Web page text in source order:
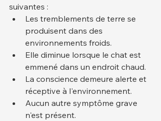
suivantes :
Les tremblements de terre se
produisent dans des
environnements froids.
Elle diminue lorsque le chat est
emmené dans un endroit chaud.
La conscience demeure alerte et
réceptive à l'environnement.
Aucun autre symptôme grave
n'est présent.